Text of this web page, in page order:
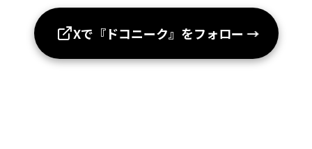
Xで『ドコニーク』をフォロー →